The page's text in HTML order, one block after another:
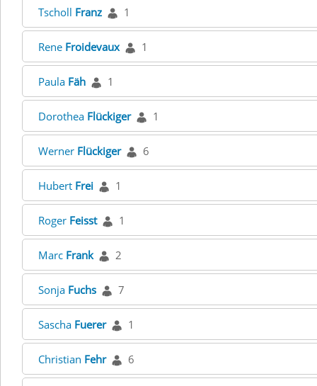
Tscholl Franz 1
Rene Froidevaux 1
Paula Fäh 1
Dorothea Flückiger 1
Werner Flückiger 6
Hubert Frei 1
Roger Feisst 1
Marc Frank 2
Sonja Fuchs 7
Sascha Fuerer 1
Christian Fehr 6